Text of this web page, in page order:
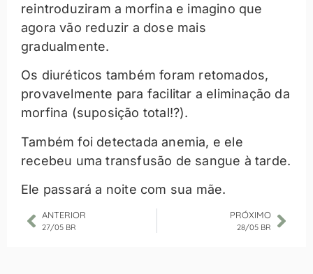
reintroduziram a morfina e imagino que
agora vão reduzir a dose mais
gradualmente.
Os diuréticos também foram retomados,
provavelmente para facilitar a eliminação da
morfina (suposição total!?).
Também foi detectada anemia, e ele
recebeu uma transfusão de sangue à tarde.
Ele passará a noite com sua mãe.
ANTERIOR
27/05 BR
PRÓXIMO
28/05 BR